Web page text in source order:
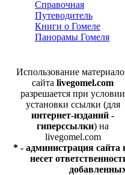
Справочная
Путеводитель
Книги о Гомеле
Панорамы Гомеля
Использование
сайта livegomel.com
разрешается при условии
установки ссылки (для
интернет-изданий -
гиперссылки) на
livegomel.com
* - администрация сайта
несет